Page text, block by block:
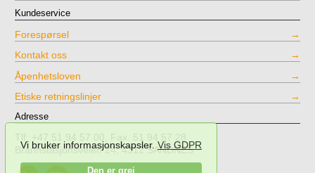
Vi bruker informasjonskapsler.Vis GDPR
Den er grei
Kundeservice
Forespørsel
Kontakt oss
Åpenhetsloven
Etiske retningslinjer
Adresse
Tlf: +47 51 94 57 00, Fax. 51 94 57 28
Brannstasjonsveien 24, 4312 SANDNES
Send